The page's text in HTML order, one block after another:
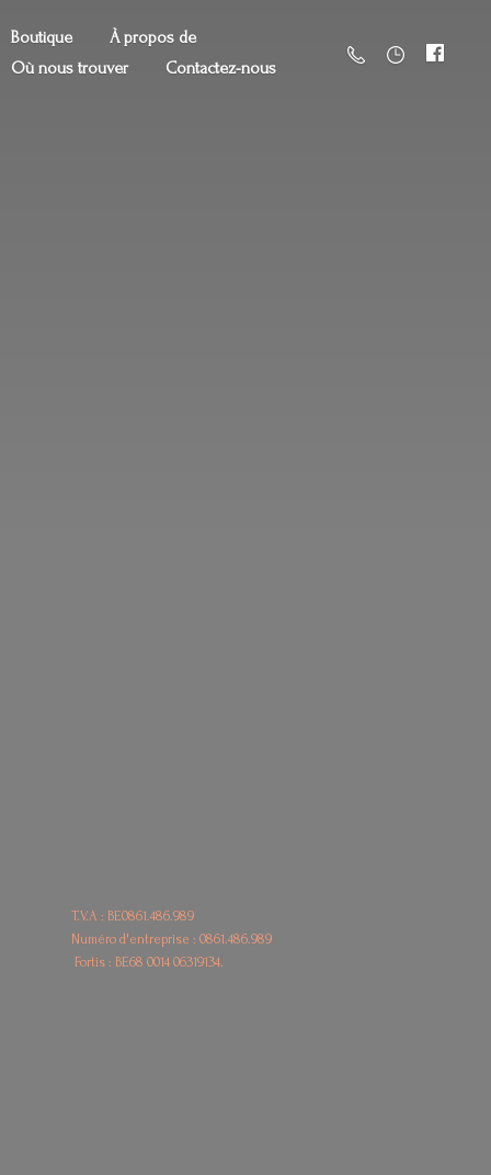
Boutique
À propos de
Où nous trouver
Contactez-nous
T.V.A : BE0861.486.989
Numéro d'entreprise : 0861.486.989
Fortis : BE680014 06319134.